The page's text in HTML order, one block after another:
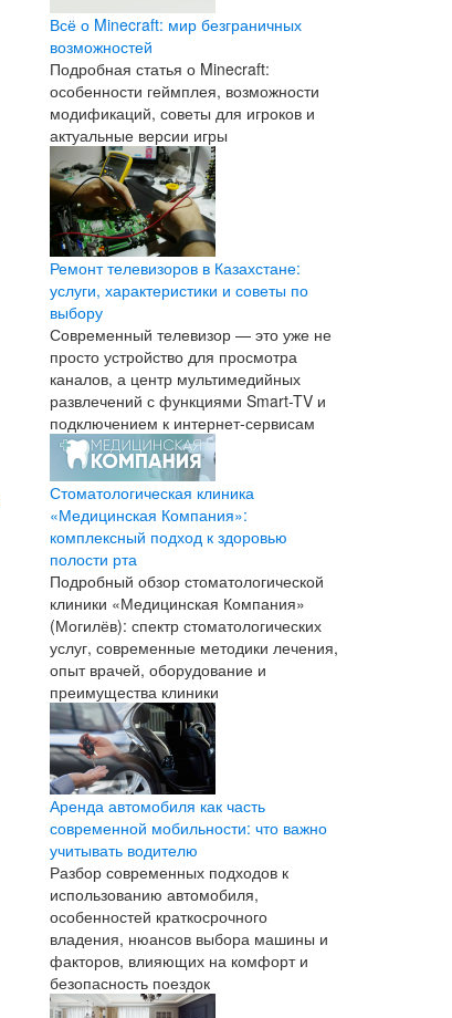
Всё о Minecraft: мир безграничных
возможностей
Подробная статья о Minecraft:
особенности геймплея, возможности
модификаций, советы для игроков и
актуальные версии игры
Ремонт телевизоров в Казахстане:
услуги, характеристики и советы по
выбору
Современный телевизор — это уже не
просто устройство для просмотра
каналов, а центр мультимедийных
развлечений с функциями Smart-TV и
подключением к интернет-сервисам
Стоматологическая клиника
«Медицинская Компания»:
комплексный подход к здоровью
полости рта
Подробный обзор стоматологической
клиники «Медицинская Компания»
(Могилёв): спектр стоматологических
услуг, современные методики лечения,
опыт врачей, оборудование и
преимущества клиники
Аренда автомобиля как часть
современной мобильности: что важно
учитывать водителю
Разбор современных подходов к
использованию автомобиля,
особенностей краткосрочного
владения, нюансов выбора машины и
факторов, влияющих на комфорт и
безопасность поездок